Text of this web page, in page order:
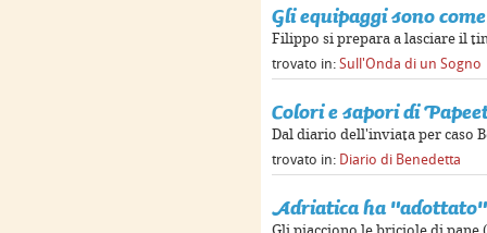
Gli equipaggi sono
Filippo si prepara a lasciare il
trovato in: Sull'Onda di un Sogno
Colori e sapori di
Dal diario dell'inviata per caso
trovato in: Diario di Benedetta
Adriatica ha